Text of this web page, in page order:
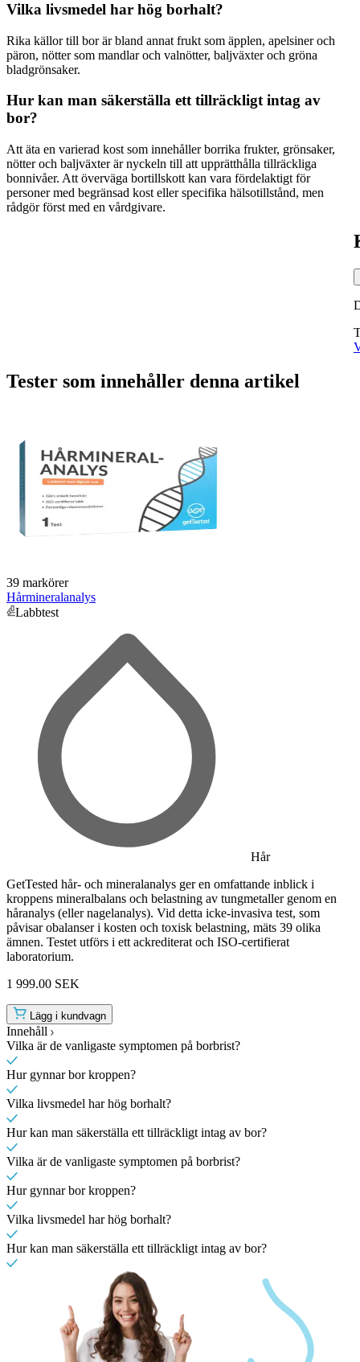
Vilka livsmedel har hög borhalt?
Rika källor till bor är bland annat frukt som äpplen, apelsiner och
päron, nötter som mandlar och valnötter, baljväxter och gröna
bladgrönsaker.
Hur kan man säkerställa ett tillräckligt intag av
bor?
Att äta en varierad kost som innehåller borrika frukter, grönsaker,
nötter och baljväxter är nyckeln till att upprätthålla tillräckliga
bonnivåer. Att överväga bortillskott kan vara fördelaktigt för
personer med begränsad kost eller specifika hälsotillstånd, men
rådgör först med en vårdgivare.
Tester som innehåller denna artikel
39 markörer
Hårmineralanalys
Labbtest
Hår
GetTested hår- och mineralanalys ger en omfattande inblick i
kroppens mineralbalans och belastning av tungmetaller genom en
håranalys (eller nagelanalys). Vid detta icke-invasiva test, som
påvisar obalanser i kosten och toxisk belastning, mäts 39 olika
ämnen. Testet utförs i ett ackrediterat och ISO-certifierat
laboratorium.
1 999.00 SEK
Lägg i kundvagn
Innehåll
Vilka är de vanligaste symptomen på borbrist?
Hur gynnar bor kroppen?
Vilka livsmedel har hög borhalt?
Hur kan man säkerställa ett tillräckligt intag av bor?
Vilka är de vanligaste symptomen på borbrist?
Hur gynnar bor kroppen?
Vilka livsmedel har hög borhalt?
Hur kan man säkerställa ett tillräckligt intag av bor?